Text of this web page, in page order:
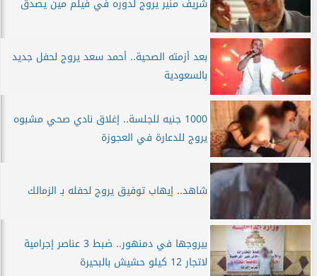
بعد أزمته الصحية.. أحمد سعد يروج لحفل جديد
بالسعودية
1000 جنيه للجلسة.. إغلاق نادي صحي مشبوه
يروج للدعارة في العجوزة
شاهد.. إيهاب توفيق يروج لحفله بـ الزمالك
بيروجها في دمنهور.. ضبط 3 عناصر إجرامية
لاتجار 12 كيلو حشيش بالبحيرة